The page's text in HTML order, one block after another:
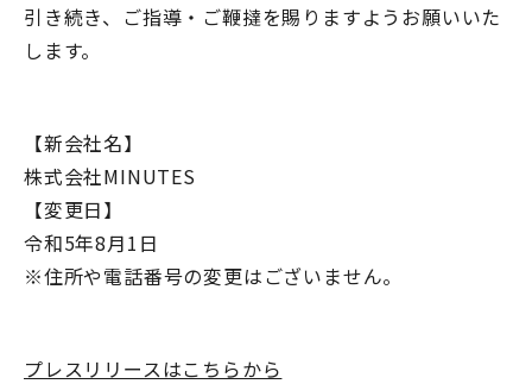
引き続き、ご指導・ご鞭撻を賜りますようお願いいた
します。
【新会社名】
株式会社MINUTES
【変更日】
令和5年8月1日
※住所や電話番号の変更はございません。
プレスリリースはこちらから